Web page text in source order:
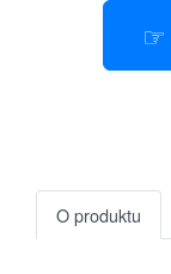
O produktu